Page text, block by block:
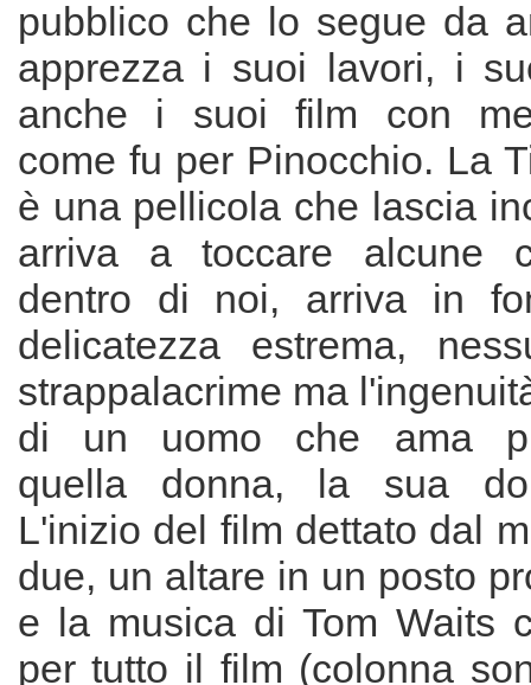
pubblico che lo segue da
apprezza i suoi lavori, i
anche i suoi film con
come fu per Pinocchio. La
è una pellicola che lascia
arriva a toccare alcune
dentro di noi, arriva in
delicatezza estrema,
strappalacrime ma
di un uomo che ama
quella donna, la sua
L'inizio del film dettato dal
due, un altare in un posto
e la musica di Tom Waits
per tutto il film (colonna